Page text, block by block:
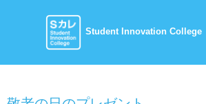
Student Innovation College